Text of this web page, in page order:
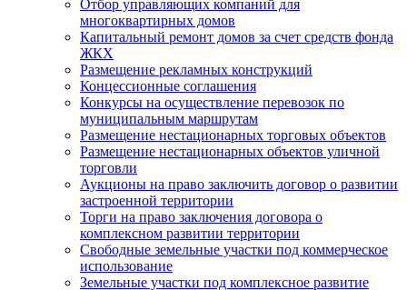
Отбор управляющих компаний для
многоквартирных домов
Капитальный ремонт домов за счет средств фонда
ЖКХ
Размещение рекламных конструкций
Концессионные соглашения
Конкурсы на осуществление перевозок по
муниципальным маршрутам
Размещение нестационарных торговых объектов
Размещение нестационарных объектов уличной
торговли
Аукционы на право заключить договор о развитии
застроенной территории
Торги на право заключения договора о
комплексном развитии территории
Свободные земельные участки под коммерческое
использование
Земельные участки под комплексное развитие